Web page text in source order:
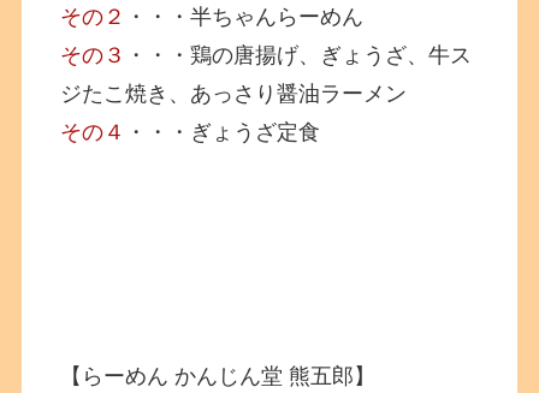
その２ ・・・半ちゃんらーめん
その３ ・・・鶏の唐揚げ、ぎょうざ、牛ス
ジたこ焼き、あっさり醤油ラーメン
その４ ・・・ぎょうざ定食
【らーめん かんじん堂 熊五郎】